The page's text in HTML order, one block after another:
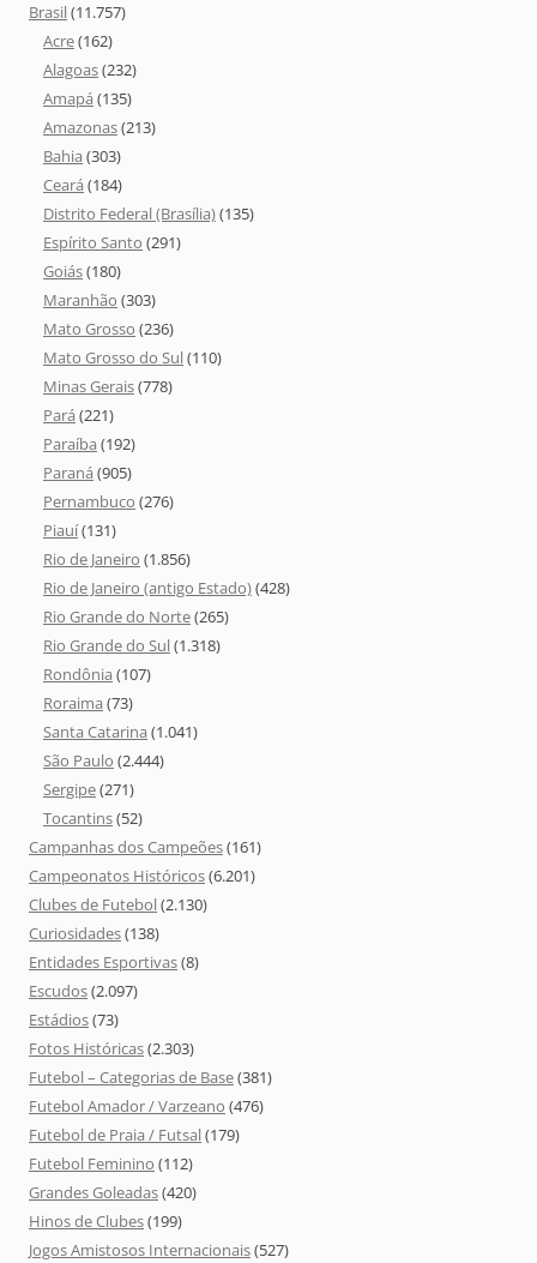
Brasil(11.757)
Acre(162)
Alagoas(232)
Amapá (135)
Amazonas(213)
Bahia (303)
Ceará (184)
Distrito Federal (Brasília)(135)
Espírito Santo (291)
Goiás(180)
Maranhão (303)
Mato Grosso (236)
Mato Grosso do Sul(110)
Minas Gerais(778)
Pará (221)
Paraíba (192)
Paraná (905)
Pernambuco (276)
Piauí(131)
Rio de Janeiro (1.856)
Rio de Janeiro (antigo Estado)(428)
Rio Grande do Norte(265)
Rio Grande do Sul(1.318)
Rondônia (107)
Roraima (73)
Santa Catarina (1.041)
São Paulo (2.444)
Sergipe(271)
Tocantins(52)
Campanhas dos Campeões(161)
Campeonatos Históricos(6.201)
Clubes de Futebol(2.130)
Curiosidades(138)
Entidades Esportivas(8)
Escudos(2.097)
Estádios(73)
Fotos Históricas(2.303)
Futebol – Categorias de Base(381)
Futebol Amador / Varzeano (476)
Futebol de Praia / Futsal(179)
Futebol Feminino (112)
Grandes Goleadas(420)
Hinos de Clubes(199)
Jogos Amistosos Internacionais(527)